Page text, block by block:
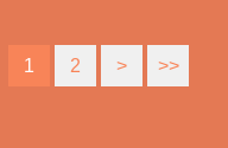
1 2 > >>